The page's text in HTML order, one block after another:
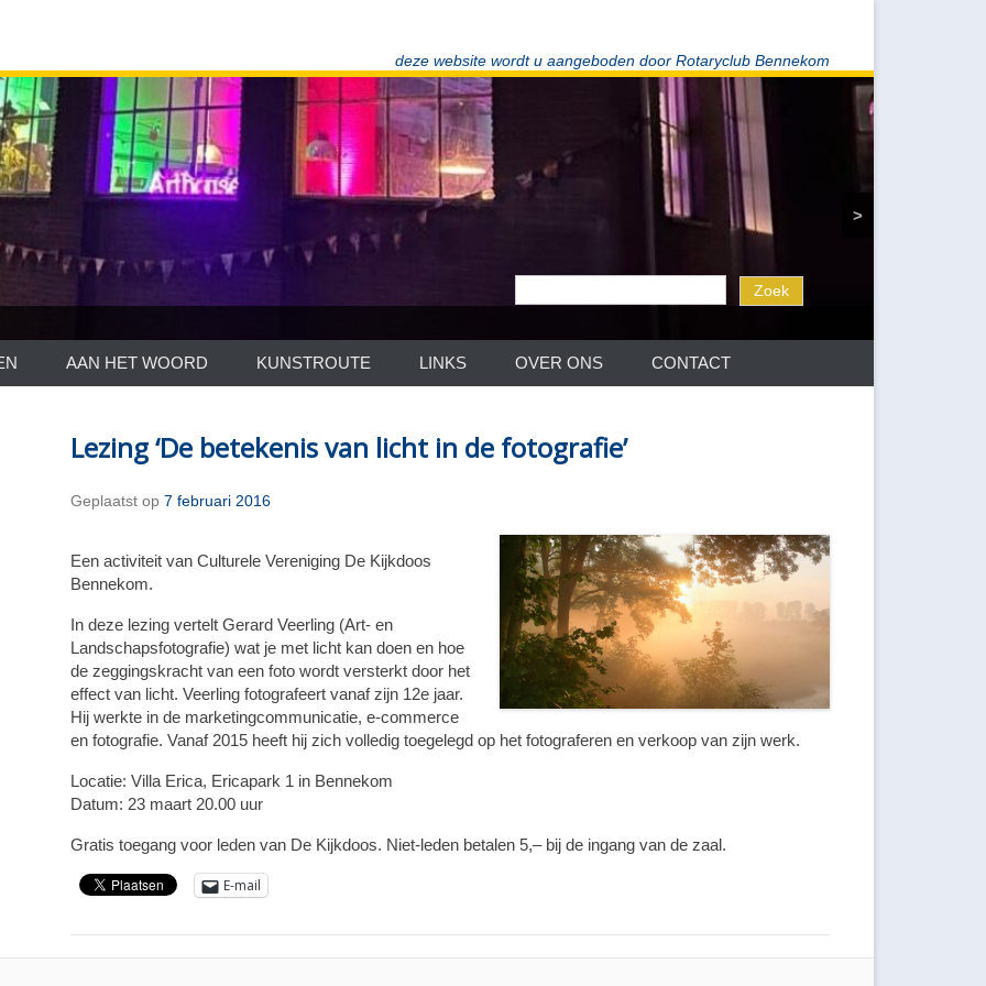
deze website wordt u aangeboden door Rotaryclub Bennekom
>
AAN HET WOORD KUNSTROUTE LINKS OVER ONS CONTACT
Lezing ‘De betekenis van licht in de fotografie’
Geplaatst op 7 februari 2016
Een activiteit van Culturele Vereniging De Kijkdoos
Bennekom.
In deze lezing vertelt Gerard Veerling (Art- en
Landschapsfotografie) wat je met licht kan doen en hoe
de zeggingskracht van een foto wordt versterkt door het
effect van licht. Veerling fotografeert vanaf zijn 12e jaar.
Hij werkte in de marketingcommunicatie, e-commerce
en fotografie. Vanaf 2015 heeft hij zich volledig toegelegd op het fotograferen en verkoop van zijn werk.
Locatie: Villa Erica, Ericapark 1 in Bennekom
Datum: 23 maart 20.00 uur
Gratis toegang voor leden van De Kijkdoos. Niet-leden betalen 5,– bij de ingang van de zaal.
E-mail